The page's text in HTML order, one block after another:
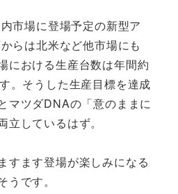
市場に登場予定の新型ア
らは北米など他市場にも
における生産台数は年間約
。そうした生産目標を達成
マツダDNAの「意のままに
しているはず。
すます登場が楽しみになる
です。